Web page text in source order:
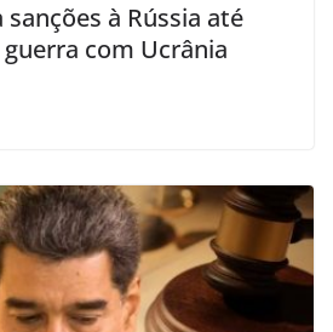
à Rússia até
com Ucrânia